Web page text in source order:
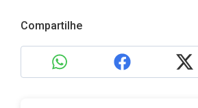
Compartilhe